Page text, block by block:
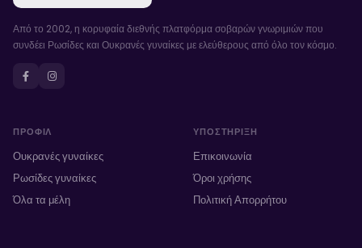
Από το 2002, η κορυφαία διεθνής πλατφόρμα σοβαρών γνωριμιών που
συνδέει Ρωσίδες και Ουκρανές γυναίκες με ελεύθερους από όλο τον κόσμο.
ΠΡΟΦΊΛ
Ουκρανές γυναίκες
Ρωσίδες γυναίκες
Όλα τα μέλη
ΥΠΟΣΤΉΡΙΞΗ
Επικοινωνία
Όροι χρήσης
Πολιτική Απορρήτου